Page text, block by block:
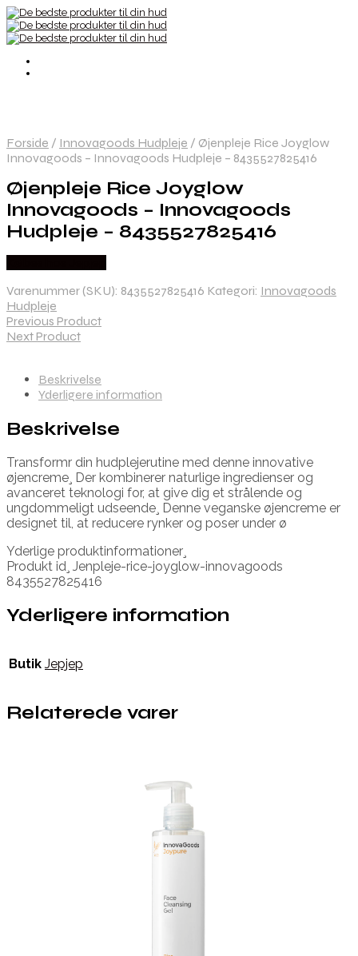
Forside / Innovagoods Hudpleje / Øjenpleje Rice Joyglow
Innovagoods – Innovagoods Hudpleje – 8435527825416
Øjenpleje Rice Joyglow
Innovagoods – Innovagoods
Hudpleje – 8435527825416
Varenummer (SKU): 8435527825416 Kategori: Innovagoods
Hudpleje
Previous Product
Next Product
Beskrivelse
Yderligere information
Beskrivelse
Transformr din hudplejerutine med denne innovative
øjencreme¸ Der kombinerer naturlige ingredienser og
avanceret teknologi for, at give dig et strålende og
ungdommeligt udseende¸ Denne veganske øjencreme er
designet til, at reducere rynker og poser under ø
Yderlige produktinformationer¸
Produkt id¸ Jenpleje-rice-joyglow-innovagoods
8435527825416
Yderligere information
Butik Jepjep
Relaterede varer